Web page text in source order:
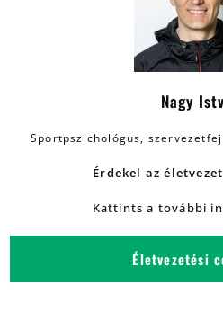
Nagy
Sportpszichológus,
Érdekel az
Kattints a további
Életvezetési